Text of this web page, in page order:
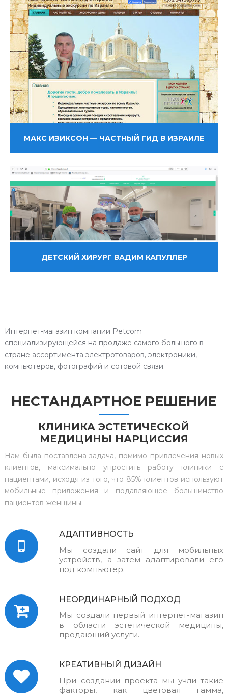
МАКС ИЗИКСОН — ЧАСТНЫЙ ГИД В ИЗРАИЛЕ
ДЕТСКИЙ ХИРУРГ ВАДИМ КАПУЛЛЕР
Интернет-магазин компании Petcom
специализирующейся на продаже самого большого в
стране ассортимента электротоваров, электроники,
компьютеров, фотографий и сотовой связи.
НЕСТАНДАРТНОЕ РЕШЕНИЕ
КЛИНИКА ЭСТЕТИЧЕСКОЙ
МЕДИЦИНЫ НАРЦИССИЯ
Нам была поставлена задача, помимо привлечения новых
клиентов, максимально упростить работу клиники с
пациентами, исходя из того, что 85% клиентов используют
мобильные приложения и подавляющее большинство
пациентов-женщины.
АДАПТИВНОСТЬ
Мы создали сайт для мобильных
устройств, а затем адаптировали его
под компьютер.
НЕОРДИНАРНЫЙ ПОДХОД
Мы создали первый интернет-магазин
в области эстетической медицины,
продающий услуги.
КРЕАТИВНЫЙ ДИЗАЙН
При создании проекта мы учли такие
факторы, как цветовая гамма,